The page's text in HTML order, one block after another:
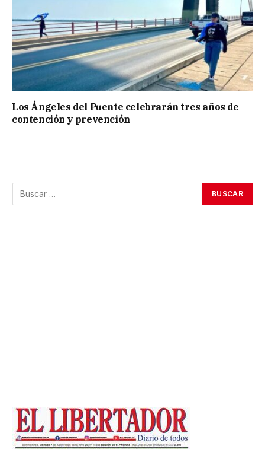
Los Ángeles del Puente celebrarán tres años de
contención y prevención